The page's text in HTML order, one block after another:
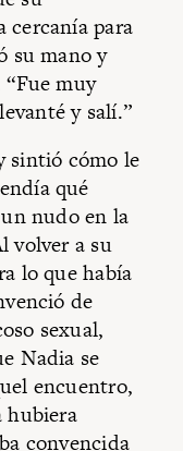
cercanía para
su mano y
muy
y salí.”
sintió cómo le
qué
nudo en la
volver a su
lo que había
de
sexual,
Nadia se
encuentro,
hubiera
convencida